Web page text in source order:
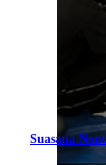
Suasana